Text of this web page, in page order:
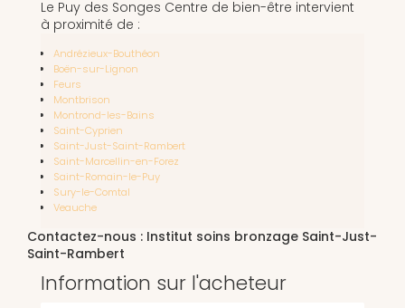
Le Puy des Songes Centre de bien-être intervient
à proximité de :
Andrézieux-Bouthéon
Boën-sur-Lignon
Feurs
Montbrison
Montrond-les-Bains
Saint-Cyprien
Saint-Just-Saint-Rambert
Saint-Marcellin-en-Forez
Saint-Romain-le-Puy
Sury-le-Comtal
Veauche
Contactez-nous : Institut soins bronzage Saint-Just-
Saint-Rambert
Information sur l'acheteur